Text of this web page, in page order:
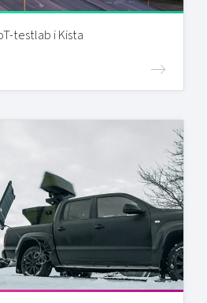
testlab i Kista